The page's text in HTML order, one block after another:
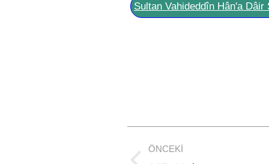
Sultan Vahideddîn Hân'a Dâir
Post
ÖNCEKI